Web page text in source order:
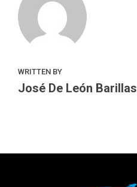
WRITTEN BY
José De León Barillas